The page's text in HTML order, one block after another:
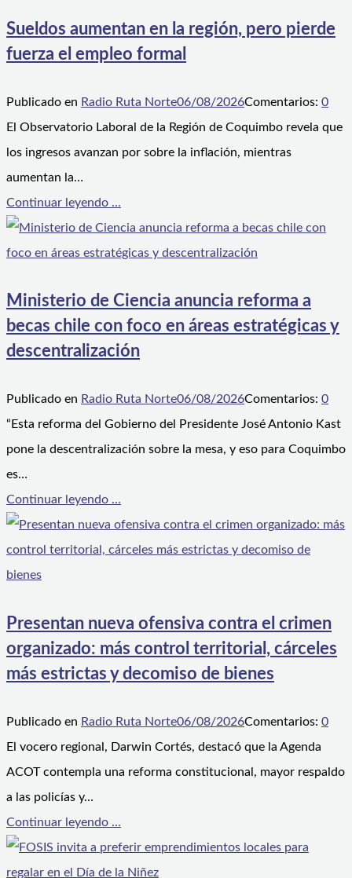
Sueldos aumentan en la región, pero pierde
fuerza el empleo formal
Publicado en Radio Ruta Norte06/08/2026Comentarios: 0
El Observatorio Laboral de la Región de Coquimbo revela que
los ingresos avanzan por sobre la inflación, mientras
aumentan la…
Continuar leyendo ...
Ministerio de Ciencia anuncia reforma a
becas chile con foco en áreas estratégicas y
descentralización
Publicado en Radio Ruta Norte06/08/2026Comentarios: 0
“Esta reforma del Gobierno del Presidente José Antonio Kast
pone la descentralización sobre la mesa, y eso para Coquimbo
es…
Continuar leyendo ...
Presentan nueva ofensiva contra el crimen
organizado: más control territorial, cárceles
más estrictas y decomiso de bienes
Publicado en Radio Ruta Norte06/08/2026Comentarios: 0
El vocero regional, Darwin Cortés, destacó que la Agenda
ACOT contempla una reforma constitucional, mayor respaldo
a las policías y…
Continuar leyendo ...